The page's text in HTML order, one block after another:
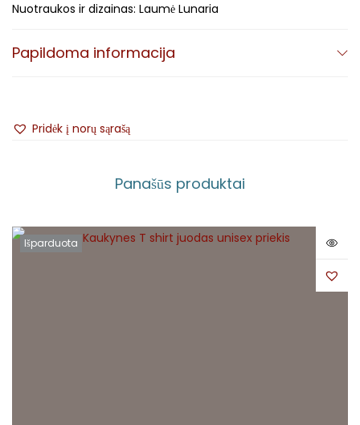
Nuotraukos ir dizainas: Laumė Lunaria
Papildoma informacija
Pridėk į norų sąrašą
Panašūs produktai
Išparduota